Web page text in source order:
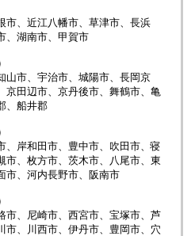
市、近江八幡市、草津市、長浜
、湖南市、甲賀市
山市、宇治市、城陽市、長岡京
京田辺市、京丹後市、舞鶴市、亀
、船井郡
、岸和田市、豊中市、吹田市、寝
市、枚方市、茨木市、八尾市、東
市、河内長野市、阪南市
市、尼崎市、西宮市、宝塚市、芦
市、川西市、伊丹市、豊岡市、穴